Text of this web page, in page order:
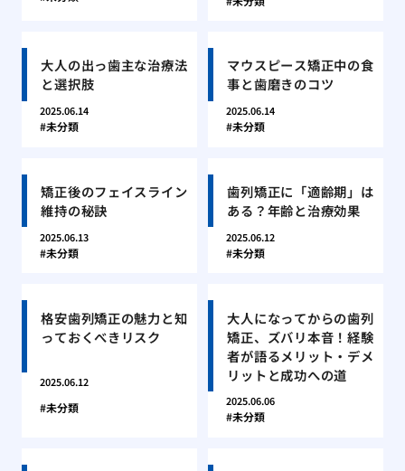
大人の出っ歯主な治療法
と選択肢
2025.06.14
未分類
マウスピース矯正中の食
事と歯磨きのコツ
2025.06.14
未分類
矯正後のフェイスライン
維持の秘訣
2025.06.13
未分類
歯列矯正に「適齢期」は
ある？年齢と治療効果
2025.06.12
未分類
格安歯列矯正の魅力と知
っておくべきリスク
2025.06.12
未分類
大人になってからの歯列
矯正、ズバリ本音！経験
者が語るメリット・デメ
リットと成功への道
2025.06.06
未分類